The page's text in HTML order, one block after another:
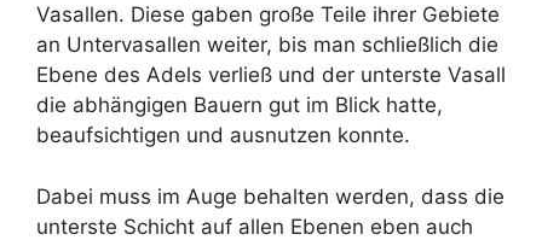
Vasallen. Diese gaben große Teile ihrer Gebiete
an Untervasallen weiter, bis man schließlich die
Ebene des Adels verließ und der unterste Vasall
die abhängigen Bauern gut im Blick hatte,
beaufsichtigen und ausnutzen konnte.
Dabei muss im Auge behalten werden, dass die
unterste Schicht auf allen Ebenen eben auch